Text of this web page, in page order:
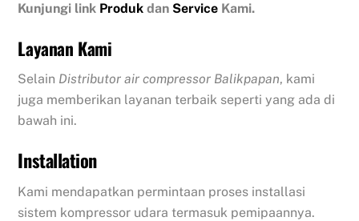
Kunjungi link Produk dan Service Kami.
Layanan Kami
Selain Distributor air compressor Balikpapan, kami
juga memberikan layanan terbaik seperti yang ada di
bawah ini.
Installation
Kami mendapatkan permintaan proses installasi
sistem kompressor udara termasuk pemipaannya.